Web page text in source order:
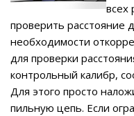
всех
проверить расстояние
необходимости
для проверки
контрольный калибр,
Для этого просто
пильную цепь. Если